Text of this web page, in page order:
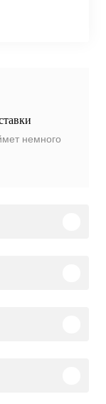
немного